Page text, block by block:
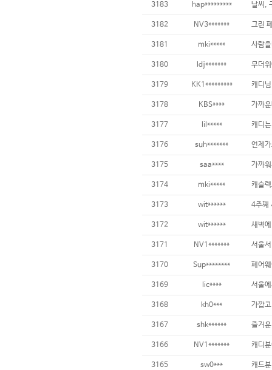
3183 hap********* 날씨,
3182 NV3*******
3181 mki*****
3180 ldj*******
3179 KK1*********
3178 KBS****
3177 lil*****
3176 suh*******
3175 saa****
3174 mki*****
3173 wit******
3172 wit******
3171 NV1*******
3170 Sup******** 페어
3169 lic****
3168 kh0*** 가깝
3167 shk******
3166 NV1*******
3165 sw0***